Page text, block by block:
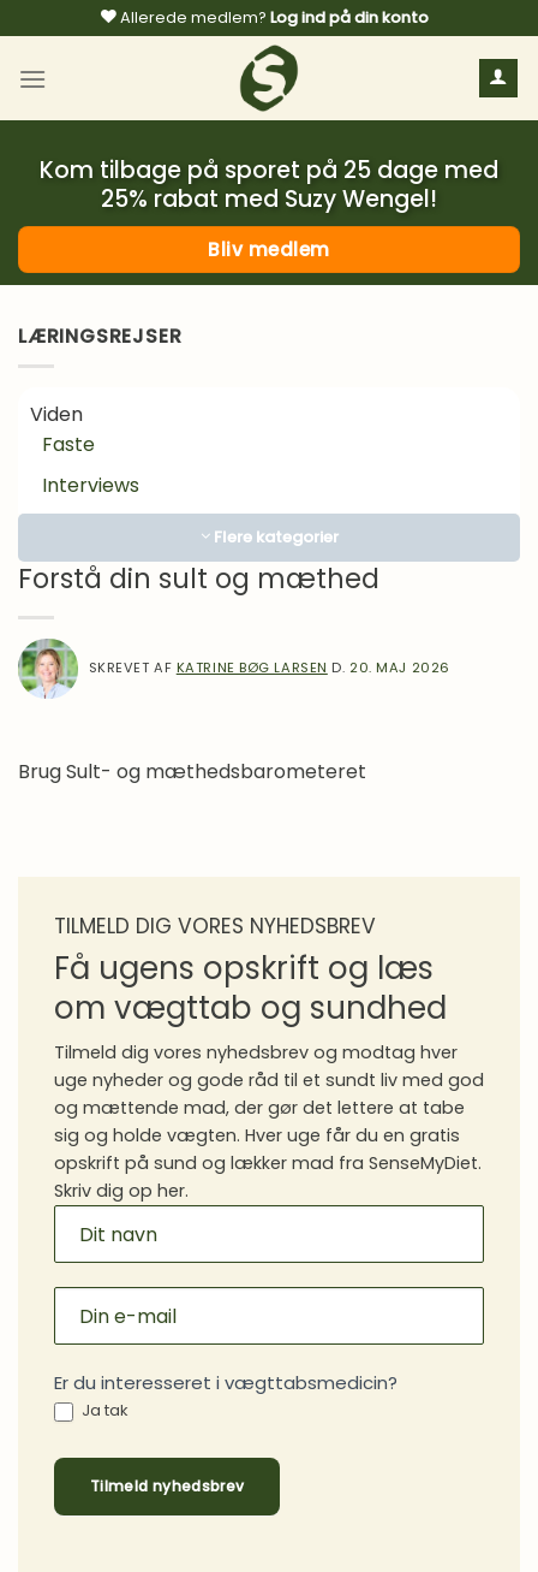
til
indhold
Allerede medlem? Log ind på din konto
Kom tilbage på sporet på 25 dage med
25% rabat med Suzy Wengel!
Bliv medlem
LÆRINGSREJSER
Viden
Faste
Interviews
Lægens hjørne
Motivation
Om Mad
Inspiration
Spørgeforum
Sundhed
Vægttab
Vægttabsmedicin
Vaner
Flere kategorier
Forstå din sult og mæthed
SKREVET AF KATRINE BØG LARSEN D. 20. MAJ 2026
Brug Sult- og mæthedsbarometeret
TILMELD DIG VORES NYHEDSBREV
Få ugens opskrift og læs
om vægttab og sundhed
Tilmeld dig vores nyhedsbrev og modtag hver
uge nyheder og gode råd til et sundt liv med god
og mættende mad, der gør det lettere at tabe
sig og holde vægten. Hver uge får du en gratis
opskrift på sund og lækker mad fra SenseMyDiet.
Skriv dig op her.
SIGNUP
Er du interesseret i vægttabsmedicin?
Ja tak
Tilmeld nyhedsbrev